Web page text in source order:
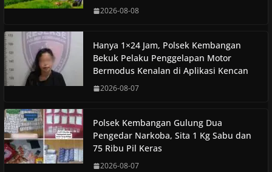
2026-08-08
Hanya 1×24 Jam, Polsek Kembangan
Bekuk Pelaku Penggelapan Motor
Bermodus Kenalan di Aplikasi Kencan
2026-08-07
Polsek Kembangan Gulung Dua
Pengedar Narkoba, Sita 1 Kg Sabu dan
75 Ribu Pil Keras
2026-08-07